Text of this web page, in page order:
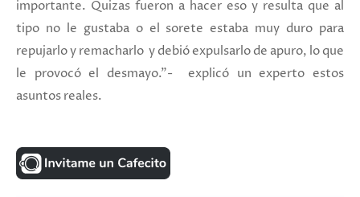
importante. Quizas fueron a hacer eso y resulta que al
tipo no le gustaba o el sorete estaba muy duro para
repujarlo y remacharlo y debió expulsarlo de apuro, lo que
le provocó el desmayo."- explicó un experto estos
asuntos reales.